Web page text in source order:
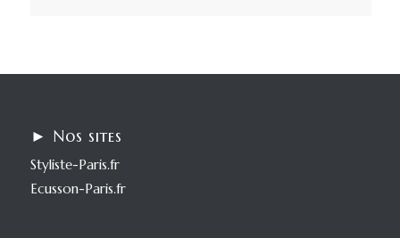
► Nos sites
Styliste-Paris.fr
Ecusson-Paris.fr